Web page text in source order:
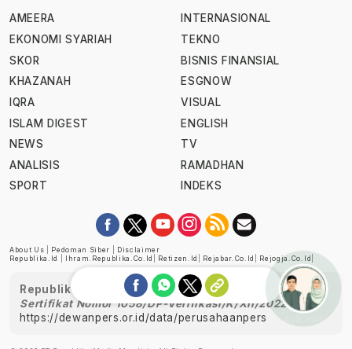
AMEERA
EKONOMI SYARIAH
SKOR
KHAZANAH
IQRA
ISLAM DIGEST
NEWS
ANALISIS
SPORT
INTERNASIONAL
TEKNO
BISNIS FINANSIAL
ESGNOW
VISUAL
ENGLISH
TV
RAMADHAN
INDEKS
About Us Pedoman Siber
Disclaimer
Republika.id
Ihram.republika.co.id Retizen.id Rejabar.co.id Rejogja.co.id
Republika telah diverifikasi oleh Dewan Pers
Sertifikat Nomor 1058/DP-Verifikasi/K/XII/2022
https://dewanpers.or.id/data/perusahaanpers
Ask me!